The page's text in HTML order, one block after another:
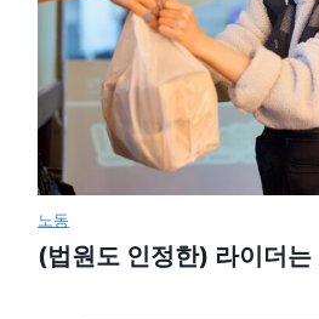
노동
(법원도 인정한) 라이더는